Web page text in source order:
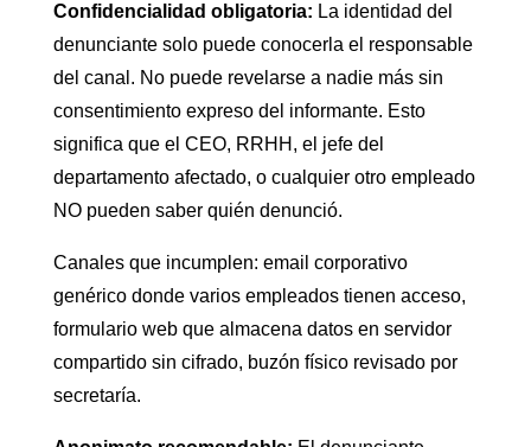
Confidencialidad obligatoria: La identidad del
denunciante solo puede conocerla el responsable
del canal. No puede revelarse a nadie más sin
consentimiento expreso del informante. Esto
significa que el CEO, RRHH, el jefe del
departamento afectado, o cualquier otro empleado
NO pueden saber quién denunció.
Canales que incumplen: email corporativo
genérico donde varios empleados tienen acceso,
formulario web que almacena datos en servidor
compartido sin cifrado, buzón físico revisado por
secretaría.